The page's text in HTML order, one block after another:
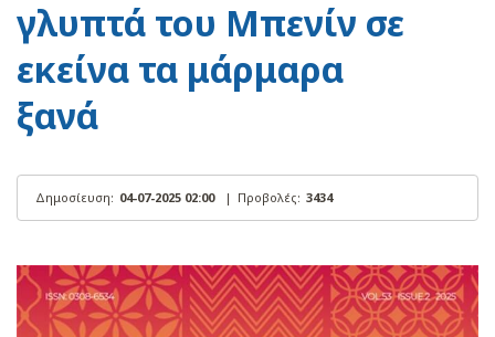
γλυπτά του Μπενίν σε
εκείνα τα μάρμαρα
ξανά
Δημοσίευση: 04-07-2025 02:00 | Προβολές: 3434